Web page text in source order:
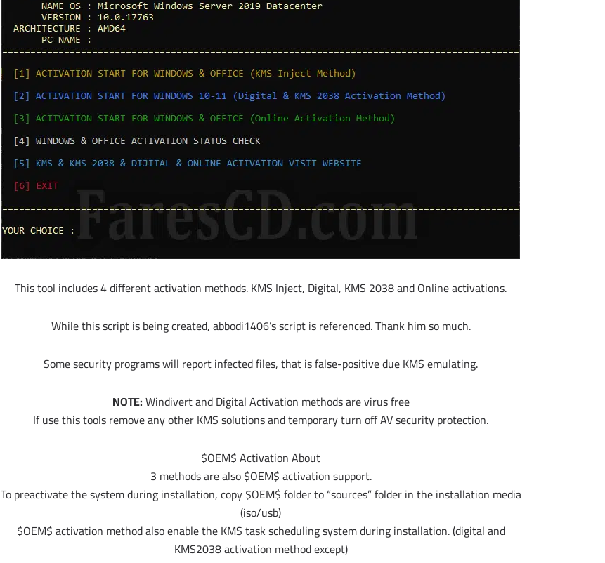
This tool includes 4 different activation methods. KMS Inject, Digital, KMS 2038 and Online activations.
While this script is being created, abbodi1406’s script is referenced. Thank him so much.
Some security programs will report infected files, that is false-positive due KMS emulating.
NOTE:Windivert and Digital Activation methods are virus free
If use this tools remove any other KMS solutions and temporary turn off AV security protection.
$OEM$ Activation About
3 methods are also $OEM$ activation support.
To preactivate the system during installation, copy $OEM$ folder to “sources” folder in the installation media
(iso/usb)
$OEM$ activation method also enable the KMS task scheduling system during installation. (digital and
KMS2038 activation method except)